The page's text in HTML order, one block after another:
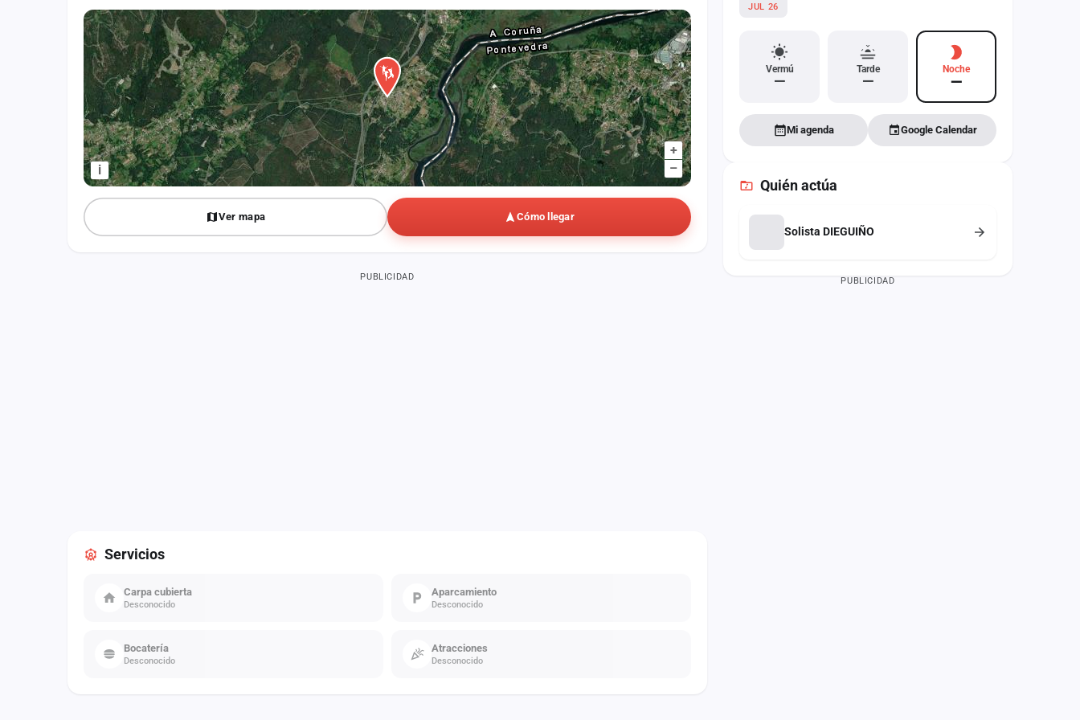
+
–
i
Ver mapa Cómo llegar
PUBLICIDAD
Servicios
Carpa cubierta
Desconocido
Aparcamiento
Desconocido
Bocatería
Desconocido
Atracciones
Desconocido
JUL 26
Vermú
—
Tarde
—
Noche
—
Mi agenda Google Calendar
Quién actúa
Solista DIEGUIÑO
PUBLICIDAD
Iniciar sesión
Crear cuenta